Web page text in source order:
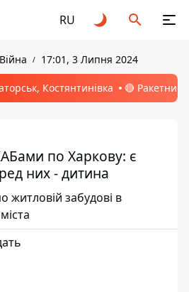
RU
Війна 17:01, 3 Липня 2024
Костянтинівка 🔴 Ракетний
по Харкову: є
них - дитина
житловій забудові в